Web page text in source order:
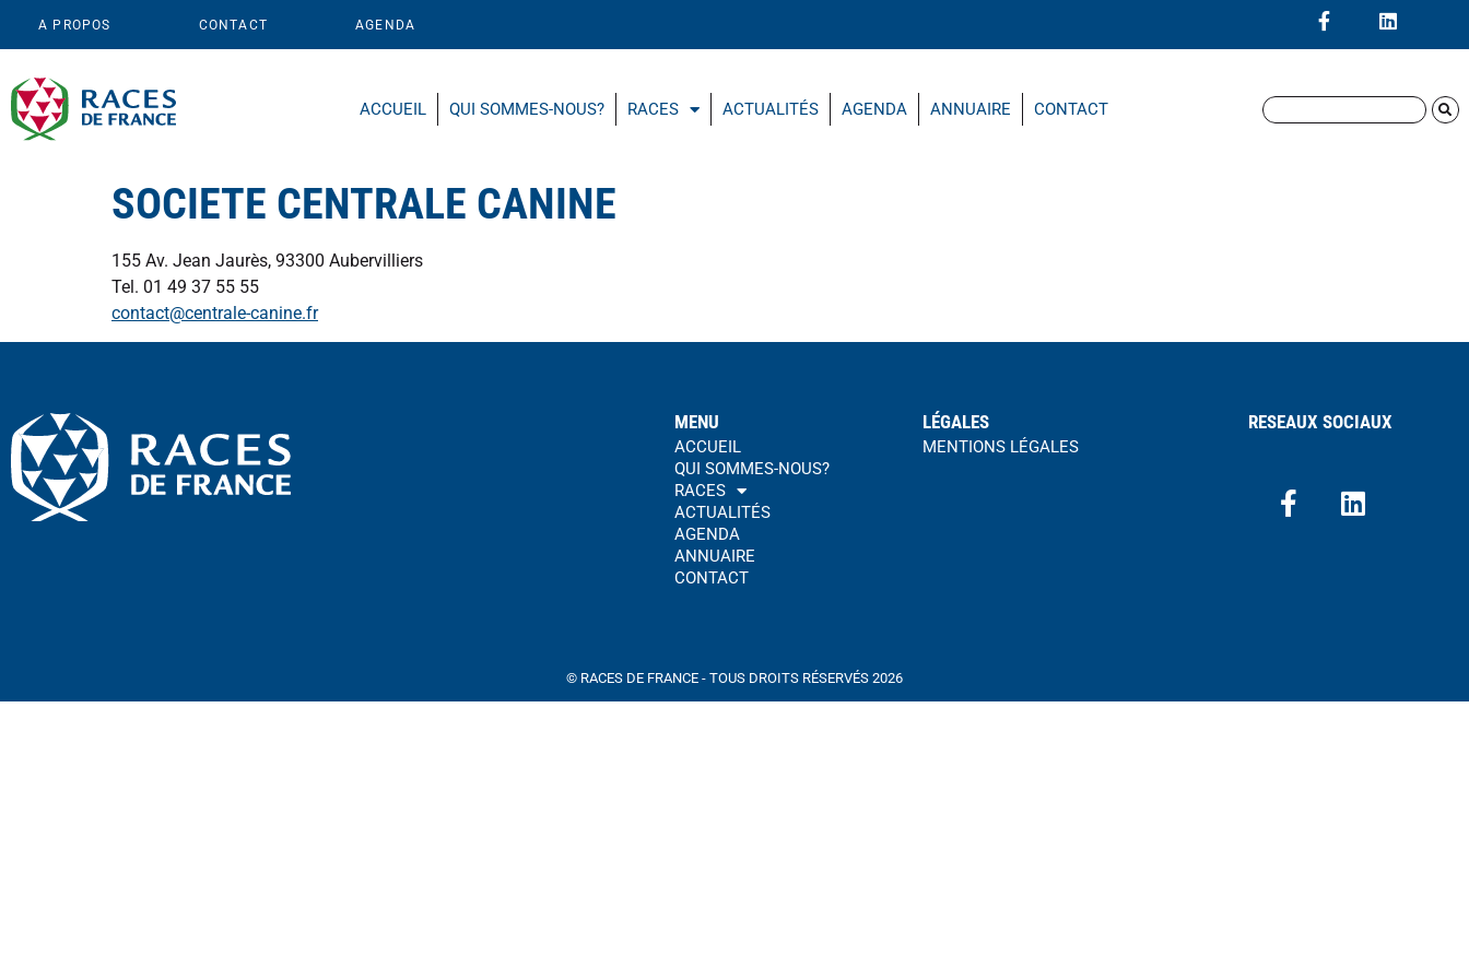
A PROPOS CONTACT AGENDA
ACCUEIL QUI SOMMES-NOUS? RACES ACTUALITÉS AGENDA ANNUAIRE CONTACT
SOCIETE CENTRALE CANINE
155 Av. Jean Jaurès, 93300 Aubervilliers
Tel. 01 49 37 55 55
contact@centrale-canine.fr
MENU
ACCUEIL
QUI SOMMES-NOUS?
RACES
ACTUALITÉS
AGENDA
ANNUAIRE
CONTACT
LÉGALES
MENTIONS LÉGALES
RESEAUX SOCIAUX
© RACES DE FRANCE - TOUS DROITS RÉSERVÉS 2026